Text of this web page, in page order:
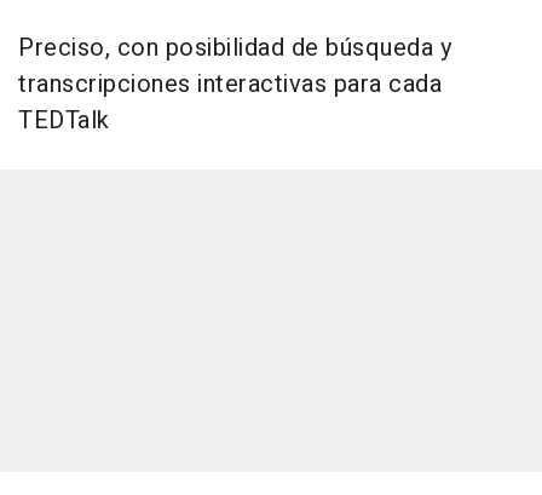
Preciso, con posibilidad de búsqueda y
transcripciones interactivas para cada
TEDTalk